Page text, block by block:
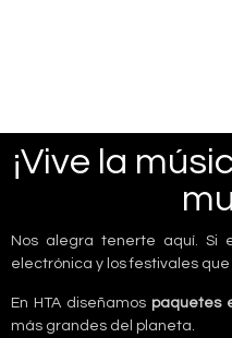
¡Vive la
Nos alegra tenerte aquí. Si
electrónica y los festivales
En HTA diseñamos paquetes
más grandes del planeta.